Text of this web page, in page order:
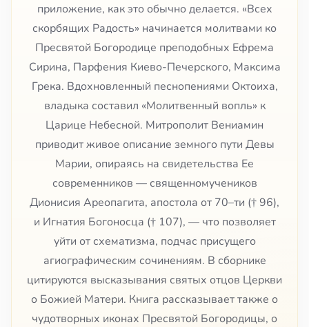
приложение, как это обычно делается. «Всех
скорбящих Радость» начинается молитвами ко
Пресвятой Богородице преподобных Ефрема
Сирина, Парфения Киево-Печерского, Максима
Грека. Вдохновленный песнопениями Октоиха,
владыка составил «Молитвенный вопль» к
Царице Небесной. Митрополит Вениамин
приводит живое описание земного пути Девы
Марии, опираясь на свидетельства Ее
современников — священномучеников
Дионисия Ареопагита, апостола от 70–ти († 96),
и Игнатия Богоносца († 107), — что позволяет
уйти от схематизма, подчас присущего
агиографическим сочинениям. В сборнике
цитируются высказывания святых отцов Церкви
о Божией Матери. Книга рассказывает также о
чудотворных иконах Пресвятой Богородицы, о